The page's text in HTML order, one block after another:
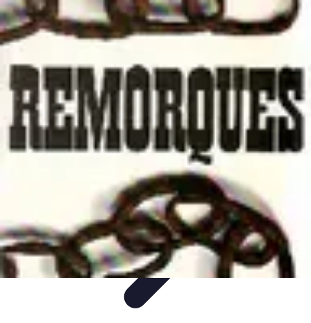
Remorque Agricole
Achat et choix de remorque
Guide d'achatEntretien et Sécurité Types
de remorquesGuides pratiques
Remorque Agricole